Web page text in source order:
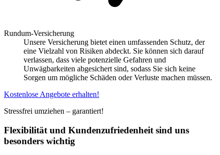
Rundum-Versicherung
Unsere Versicherung bietet einen umfassenden Schutz, der
eine Vielzahl von Risiken abdeckt. Sie können sich darauf
verlassen, dass viele potenzielle Gefahren und
Unwägbarkeiten abgesichert sind, sodass Sie sich keine
Sorgen um mögliche Schäden oder Verluste machen müssen.
Kostenlose Angebote erhalten!
Stressfrei umziehen – garantiert!
Flexibilität und Kundenzufriedenheit sind uns
besonders wichtig